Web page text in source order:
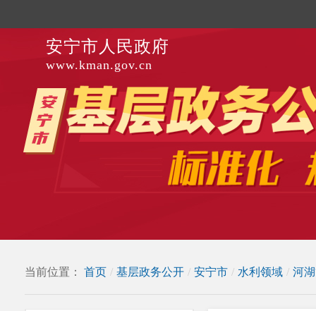
安宁市人民政府
www.kman.gov.cn
当前位置： 首页 / 基层政务公开 / 安宁市 / 水利领域 / 河